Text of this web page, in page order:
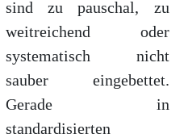
sind zu pauschal, zu
weitreichend oder
systematisch nicht
sauber eingebettet.
Gerade in
standardisierten